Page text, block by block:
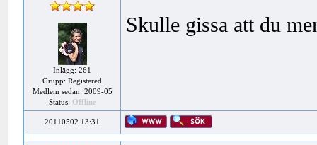
Inlägg: 261
Grupp: Registered
Medlem sedan: 2009-05
Status: Offline
Skulle gissa att du
20110502 13:31